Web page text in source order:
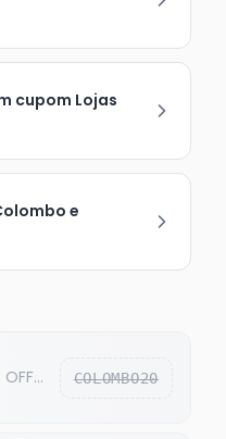
cupom Lojas
e
COLOMBO20